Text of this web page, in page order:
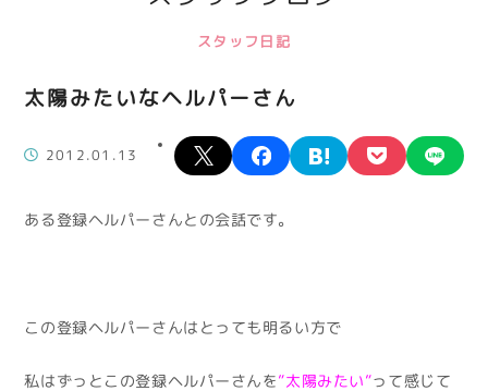
スタッフ日記
太陽みたいなヘルパーさん
2012.01.13
X facebookhatena pocket
ある登録ヘルパーさんとの会話です。
この登録ヘルパーさんはとっても明るい方で
私はずっとこの登録ヘルパーさんを ”太陽みたい”って感じて